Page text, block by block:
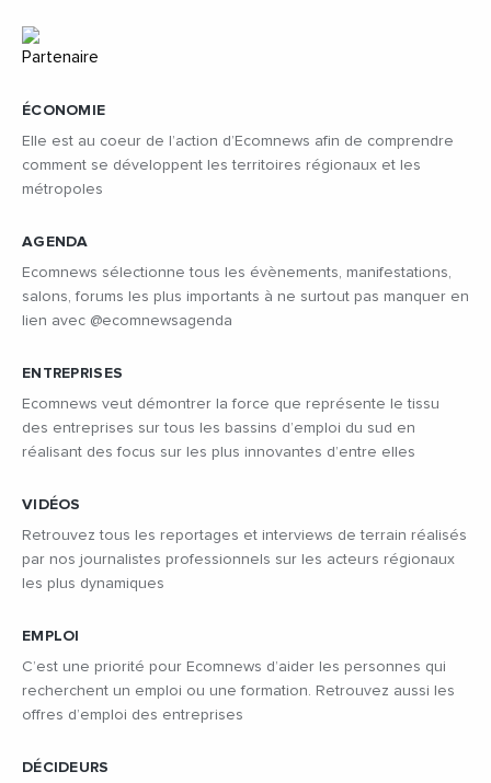
ÉCONOMIE
Elle est au coeur de l’action d’Ecomnews afin de comprendre
comment se développent les territoires régionaux et les
métropoles
AGENDA
Ecomnews sélectionne tous les évènements, manifestations,
salons, forums les plus importants à ne surtout pas manquer en
lien avec @ecomnewsagenda
ENTREPRISES
Ecomnews veut démontrer la force que représente le tissu
des entreprises sur tous les bassins d’emploi du sud en
réalisant des focus sur les plus innovantes d’entre elles
VIDÉOS
Retrouvez tous les reportages et interviews de terrain réalisés
par nos journalistes professionnels sur les acteurs régionaux
les plus dynamiques
EMPLOI
C’est une priorité pour Ecomnews d’aider les personnes qui
recherchent un emploi ou une formation. Retrouvez aussi les
offres d’emploi des entreprises
DÉCIDEURS